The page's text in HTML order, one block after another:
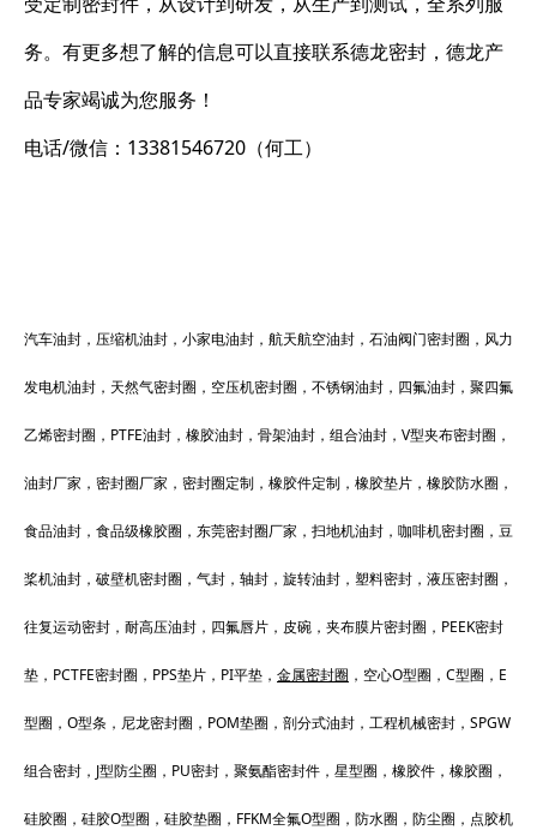
务。有更多想了解的信息可以直接联系德龙密封，德龙产
品专家竭诚为您服务！
电话/微信：13381546720（何工）
汽车油封，压缩机油封，小家电油封，航天航空油封，石油阀门密封圈，风力
发电机油封，天然气密封圈，空压机密封圈，不锈钢油封，四氟油封，聚四氟
乙烯密封圈，PTFE油封，橡胶油封，骨架油封，组合油封，V型夹布密封圈，
油封厂家，密封圈厂家，密封圈定制，橡胶件定制，橡胶垫片，橡胶防水圈，
食品油封，食品级橡胶圈，东莞密封圈厂家，扫地机油封，咖啡机密封圈，豆
桨机油封，破壁机密封圈，气封，轴封，旋转油封，塑料密封，液压密封圈，
往复运动密封，耐高压油封，四氟唇片，皮碗，夹布膜片密封圈，PEEK密封
垫，PCTFE密封圈，PPS垫片，PI平垫， 金属密封圈 ，空心O型圈，C型圈，E
型圈，O型条，尼龙密封圈，POM垫圈，剖分式油封，工程机械密封，SPGW
组合密封，J型防尘圈，PU密封，聚氨酯密封件，星型圈，橡胶件，橡胶圈，
硅胶圈，硅胶O型圈，硅胶垫圈，FFKM全氟O型圈，防水圈，防尘圈，点胶机